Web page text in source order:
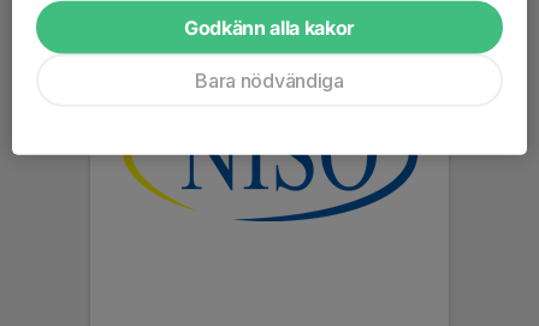
Godkänn alla kakor
Bara nödvändiga